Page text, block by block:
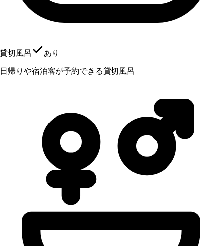
貸切風呂 あり
日帰りや宿泊客が予約できる貸切風呂